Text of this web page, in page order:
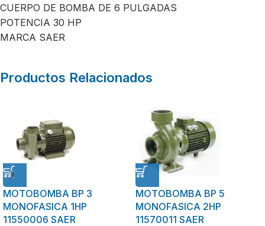
CUERPO DE BOMBA DE 6 PULGADAS
POTENCIA 30 HP
MARCA SAER
Productos Relacionados
MOTOBOMBA BP 3
MONOFASICA 1HP
11550006 SAER
MOTOBOMBA BP 5
MONOFASICA 2HP
11570011 SAER